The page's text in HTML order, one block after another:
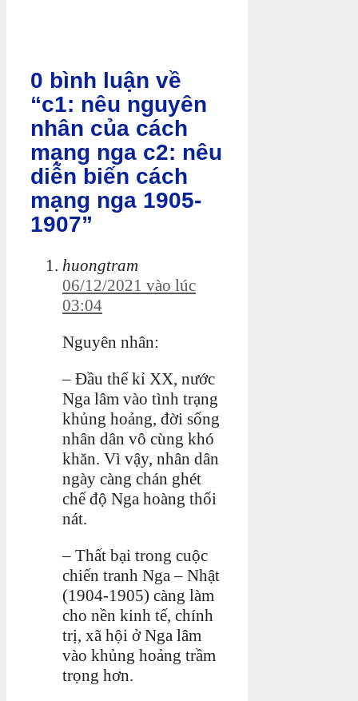
0 bình luận về
“c1: nêu nguyên
nhân của cách
mạng nga c2: nêu
diễn biến cách
mạng nga 1905-
1907”
huongtram
06/12/2021 vào lúc
03:04
Nguyên nhân:
– Đầu thế kỉ XX, nước
Nga lâm vào tình trạng
khủng hoảng, đời sống
nhân dân vô cùng khó
khăn. Vì vậy, nhân dân
ngày càng chán ghét
chế độ Nga hoàng thối
nát.
– Thất bại trong cuộc
chiến tranh Nga – Nhật
(1904-1905) càng làm
cho nền kinh tế, chính
trị, xã hội ở Nga lâm
vào khủng hoảng trầm
trọng hơn.